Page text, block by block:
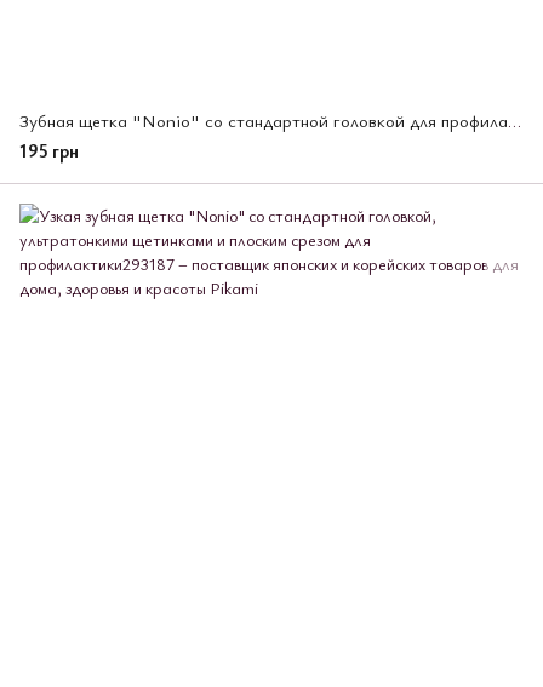
Зубная щетка "Nonio" со стандартной головкой для профилактики галитоза (мягкая)
195 грн